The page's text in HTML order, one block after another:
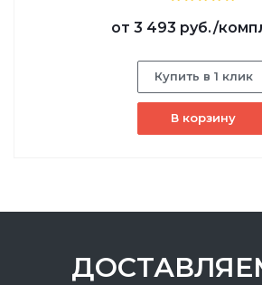
от 3 493 руб./
Купить в 1 клик
В корзину